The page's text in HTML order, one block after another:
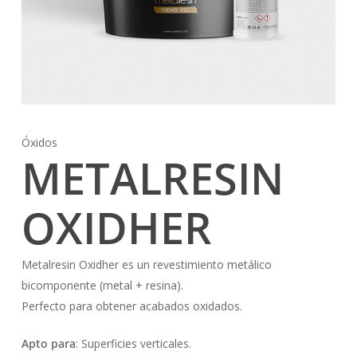
Óxidos
METALRESIN
OXIDHER
Metalresin Oxidher es un revestimiento metálico
bicomponente (metal + resina).
Perfecto para obtener acabados oxidados.
Apto para: Superficies verticales.